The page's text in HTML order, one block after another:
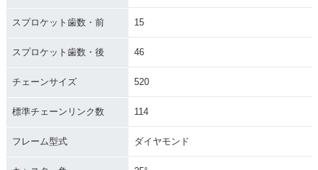
スプロケット歯数・前 15
スプロケット歯数・後 46
チェーンサイズ 520
標準チェーンリンク数 114
フレーム型式 ダイヤモンド